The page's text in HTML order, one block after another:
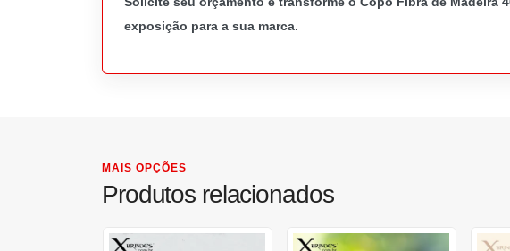
exposição para a sua marca.
MAIS OPÇÕES
Produtos relacionados